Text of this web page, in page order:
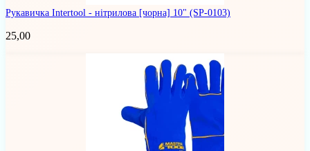
Рукавичка Intertool - нітрилова [чорна] 10" (SP-0103)
25,00